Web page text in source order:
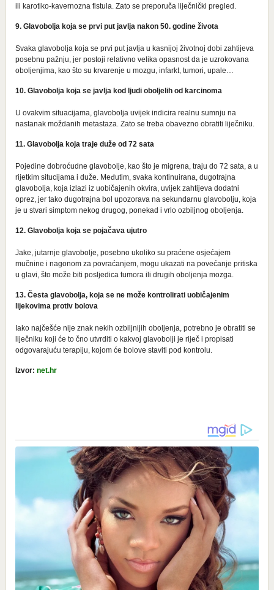
ili karotiko-kavernozna fistula. Zato se preporuča liječnički pregled.
9. Glavobolja koja se prvi put javlja nakon 50. godine života
Svaka glavobolja koja se prvi put javlja u kasnijoj životnoj dobi zahtijeva
posebnu pažnju, jer postoji relativno velika opasnost da je uzrokovana
oboljenjima, kao što su krvarenje u mozgu, infarkt, tumori, upale…
10. Glavobolja koja se javlja kod ljudi oboljelih od karcinoma
U ovakvim situacijama, glavobolja uvijek indicira realnu sumnju na
nastanak moždanih metastaza. Zato se treba obavezno obratiti liječniku.
11. Glavobolja koja traje duže od 72 sata
Pojedine dobroćudne glavobolje, kao što je migrena, traju do 72 sata, a u
rijetkim situcijama i duže. Međutim, svaka kontinuirana, dugotrajna
glavobolja, koja izlazi iz uobičajenih okvira, uvijek zahtijeva dodatni
oprez, jer tako dugotrajna bol upozorava na sekundarnu glavobolju, koja
je u stvari simptom nekog drugog, ponekad i vrlo ozbiljnog oboljenja.
12. Glavobolja koja se pojačava ujutro
Jake, jutarnje glavobolje, posebno ukoliko su praćene osjećajem
mučnine i nagonom za povraćanjem, mogu ukazati na povećanje pritiska
u glavi, što može biti posljedica tumora ili drugih oboljenja mozga.
13. Česta glavobolja, koja se ne može kontrolirati uobičajenim
lijekovima protiv bolova
Iako najčešće nije znak nekih ozbiljnijih oboljenja, potrebno je obratiti se
liječniku koji će to čno utvrditi o kakvoj glavobolji je riječ i propisati
odgovarajuću terapiju, kojom će bolove staviti pod kontrolu.
Izvor: net.hr